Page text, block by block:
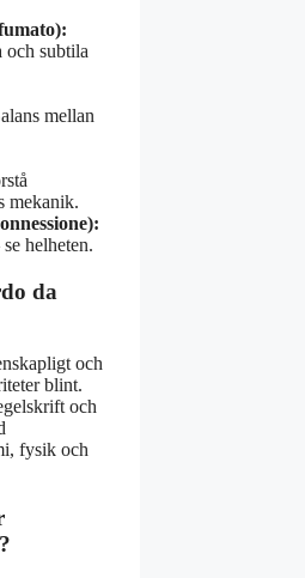
och subtila
mellan
mekanik.
helheten.
da
och
blint.
och
fysik och